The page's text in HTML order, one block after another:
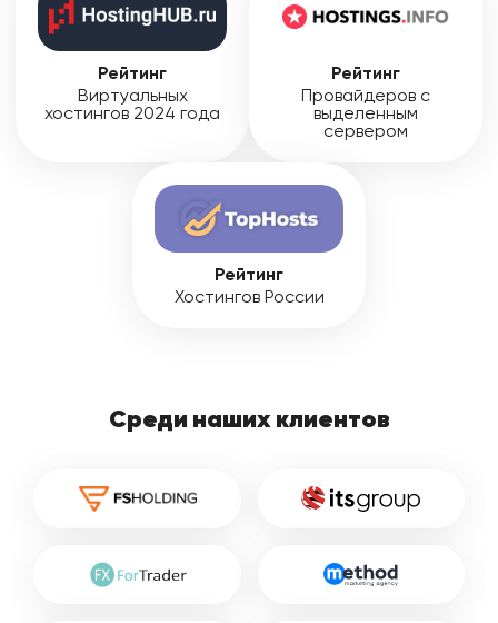
Рейтинг
Виртуальных
хостингов 2024 года
Рейтинг
Провайдеров с
выделенным
сервером
Рейтинг
Хостингов России
Среди наших клиентов